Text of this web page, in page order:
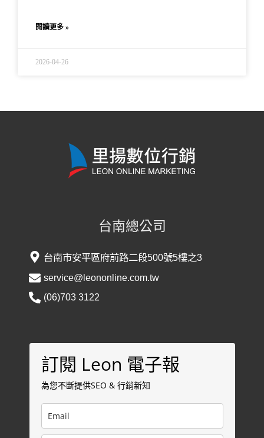
閱讀更多 »
2026-04-26
台南總公司
台南市安平區府前路二段500號5樓之3
service@leononline.com.tw
(06)703 3122
訂閱 Leon 電子報
為您不斷提供SEO & 行銷新知